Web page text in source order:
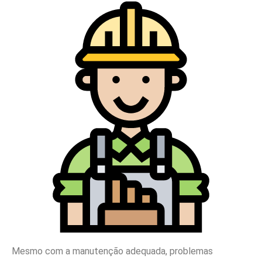
Mesmo com a manutenção adequada, problemas